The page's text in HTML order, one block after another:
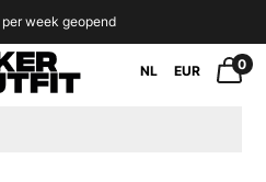
week geopend
NL EUR 0